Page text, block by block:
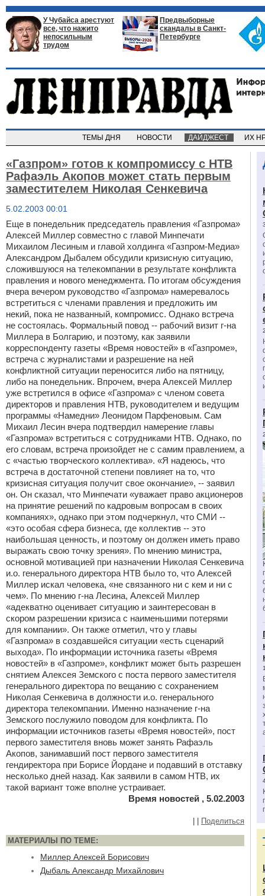
У Чубайса арестуют
все, что нажито
непосильным
трудом
Предвыборные
скандалы в Санкт-
Петербурге
ТЕМЫ ДНЯ НОВОСТИ ДАЙДЖЕСТ ИХ
«Газпром» готов к компромиссу с НТВ
Рафаэль Акопов может стать первым
заместителем Николая Сенкевича
5.02.2003 00:01
Еще в понедельник председатель правления «Газпрома»
Алексей Миллер совместно с главой Минпечати
Михаилом Лесиным и главой холдинга «Газпром-Медиа»
Александром Дыбалем обсудили кризисную ситуацию,
сложившуюся на телекомпании в результате конфликта
правления и нового менеджмента. По итогам обсуждения
вчера вечером руководство «Газпрома» намеревалось
встретиться с членами правления и предложить им
некий, пока не названный, компромисс. Однако встреча
не состоялась. Формальный повод -- рабочий визит г-на
Миллера в Болгарию, и поэтому, как заявили
корреспонденту газеты «Время новостей» в «Газпроме»,
встреча с журналистами и разрешение на ней
конфликтной ситуации переносится либо на пятницу,
либо на понедельник. Впрочем, вчера Алексей Миллер
уже встретился в офисе «Газпрома» с членом совета
директоров и правления НТВ, руководителем и ведущим
программы «Намедни» Леонидом Парфеновым. Сам
Михаил Лесин вчера подтвердил намерение главы
«Газпрома» встретиться с сотрудниками НТВ. Однако, по
его словам, встреча произойдет не с самим правлением, а
с «частью творческого коллектива». «Я надеюсь, что
встреча в достаточной степени повлияет на то, что
кризисная ситуация получит свое окончание», -- заявил
он. Он сказал, что Минпечати «уважает право акционеров
на принятие решений по кадровым вопросам в своих
компаниях», однако при этом подчеркнул, что СМИ --
«это особая сфера бизнеса, где коллектив -- это
наибольшая ценность, и поэтому он должен иметь право
выражать свою точку зрения». По мнению министра,
основной мотивацией при назначении Николая Сенкевича
и.о. генерального директора НТВ было то, что Алексей
Миллер искал человека, «не связанного ни с кем и ни с
чем». По мнению г-на Лесина, Алексей Миллер
«адекватно оценивает ситуацию и заинтересован в
скором разрешении кризиса с наименьшими потерями
для компании». Он также отметил, что у главы
«Газпрома» в создавшейся ситуации «есть сценарий
выхода». По информации источника газеты «Время
новостей» в «Газпроме», конфликт может быть разрешен
снятием Алексея Земского с поста первого заместителя
генерального директора по вещанию с сохранением
Николая Сенкевича в должности и.о. генерального
директора телекомпании. Именно назначение г-на
Земского послужило поводом для конфликта. По
информации источников газеты «Время новостей», пост
первого заместителя вновь может занять Рафаэль
Акопов, занимавший пост первого заместителя
гендиректора при Борисе Йордане и подавший в отставку
несколько дней назад. Как заявили в самом НТВ, их
такой вариант тоже вполне устраивает.
Время новостей , 5.02.2003
Поделиться
МАТЕРИАЛЫ ПО ТЕМЕ:
Миллер Алексей Борисович
Дыбаль Александр Михайлович